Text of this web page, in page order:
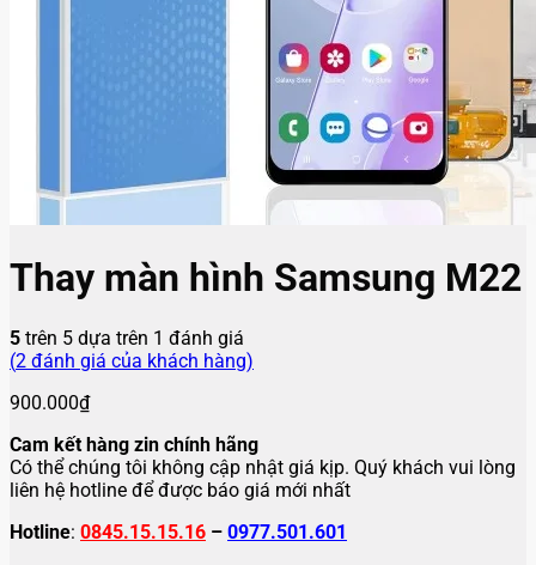
Thay màn hình Samsung M22
5 trên 5 dựa trên 1 đánh giá
(2 đánh giá của khách hàng)
900.000₫
Cam kết hàng zin chính hãng
Có thể chúng tôi không cập nhật giá kịp. Quý khách vui lòng
liên hệ hotline để được báo giá mới nhất
Hotline: 0845.15.15.16 – 0977.501.601